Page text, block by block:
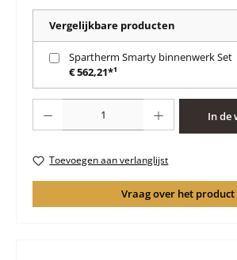
Vergelijkbare producten
Spartherm Smarty binnenwerk Set
€ 562,21*¹
In de
Toevoegen aan verlanglijst
Vraag over het product